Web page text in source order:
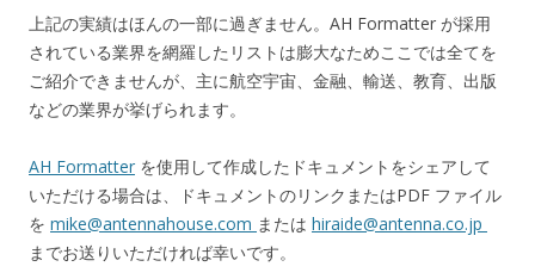
上記の実績はほんの一部に過ぎません。AH Formatter が採用
されている業界を網羅したリストは膨大なためここでは全てを
ご紹介できませんが、主に航空宇宙、金融、輸送、教育、出版
などの業界が挙げられます。
AH Formatter を使用して作成したドキュメントをシェアして
いただける場合は、ドキュメントのリンクまたはPDF ファイル
を mike@antennahouse.com または hiraide@antenna.co.jp
までお送りいただければ幸いです。